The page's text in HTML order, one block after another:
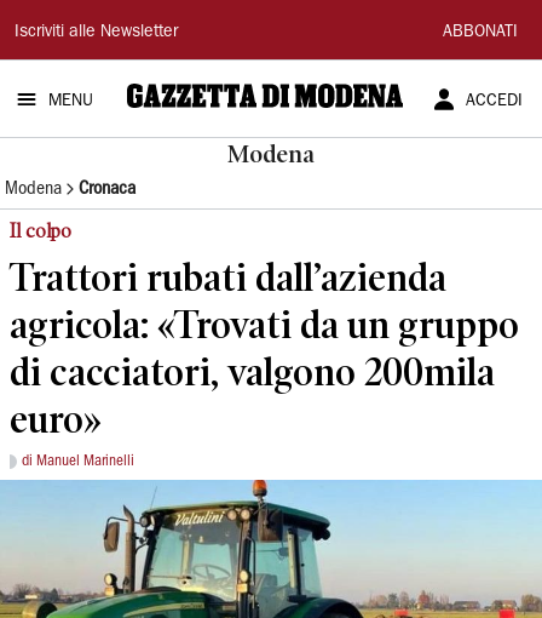
Gazzetta
di
Modena
Iscriviti alle Newsletter ABBONATI
MENU ACCEDI
Modena
Modena Cronaca
Il colpo
Trattori rubati dall’azienda
agricola: «Trovati da un gruppo
di cacciatori, valgono 200mila
euro»
di Manuel Marinelli